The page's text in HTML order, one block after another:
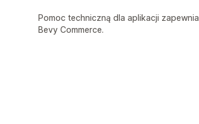
Pomoc techniczną dla aplikacji zapewnia
Bevy Commerce.